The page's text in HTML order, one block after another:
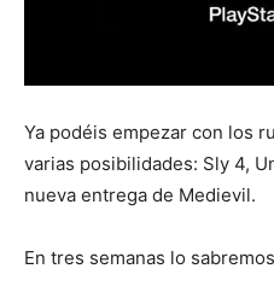
Ya podéis empezar con los
varias posibilidades: Sly 4,
nueva entrega de Medievil.
En tres semanas lo